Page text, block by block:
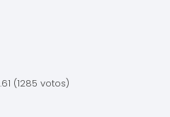
(1285 votos)